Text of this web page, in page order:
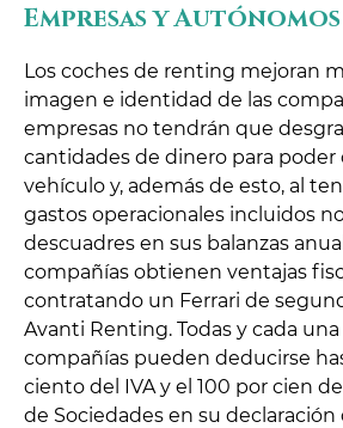
Empresas y Autónomos
Los coches de renting mejoran
imagen e identidad de las
empresas no tendrán que
cantidades de dinero para poder
vehículo y, además de esto, al
gastos operacionales incluidos
descuadres en sus balanzas
compañías obtienen ventajas
contratando un Ferrari de
Avanti Renting. Todas y cada una
compañías pueden deducirse
ciento del IVA y el 100 por cien
de Sociedades en su declaración